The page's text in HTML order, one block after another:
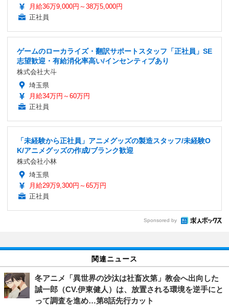
月給36万9,000円～38万5,000円
正社員
ゲームのローカライズ・翻訳サポートスタッフ「正社員」SE
志望歓迎・有給消化率高い/インセンティブあり
株式会社大斗
埼玉県
月給34万円～60万円
正社員
「未経験から正社員」アニメグッズの製造スタッフ/未経験O
K/アニメグッズの作成/ブランク歓迎
株式会社小林
埼玉県
月給29万9,300円～65万円
正社員
Sponsored by
関連ニュース
冬アニメ「異世界の沙汰は社畜次第」教会へ出向した
誠一郎（CV.伊東健人）は、放置される環境を逆手にと
って調査を進め…第8話先行カット